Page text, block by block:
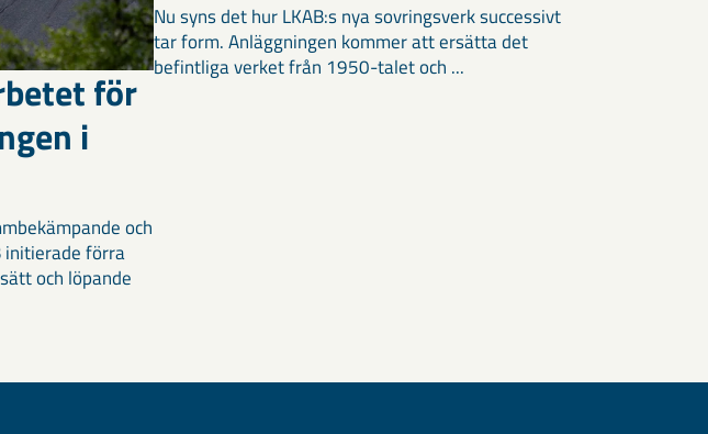
för
i
och
initierade förra
och löpande
Nu syns det hur LKAB:s nya sovringsverk successivt
tar form. Anläggningen kommer att ersätta det
befintliga verket från 1950-talet och ...